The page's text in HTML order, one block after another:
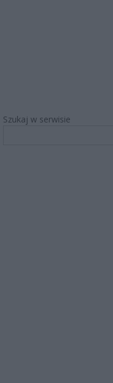
Szukaj w serwisie